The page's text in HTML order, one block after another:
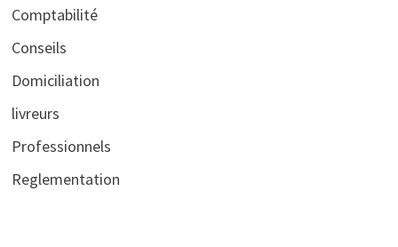
Comptabilité
Conseils
Domiciliation
livreurs
Professionnels
Reglementation